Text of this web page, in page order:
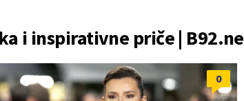
i inspirativne priče |
0